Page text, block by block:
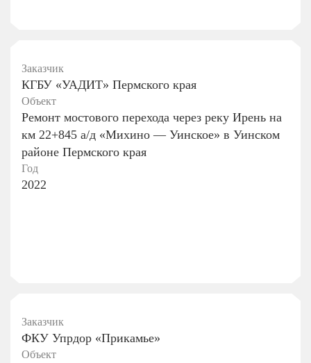
Заказчик
КГБУ «УАДИТ» Пермского края
Объект
Ремонт мостового перехода через реку Ирень на
км 22+845 а/д «Михино — Уинское» в Уинском
районе Пермского края
Год
2022
Заказчик
ФКУ Упрдор «Прикамье»
Объект